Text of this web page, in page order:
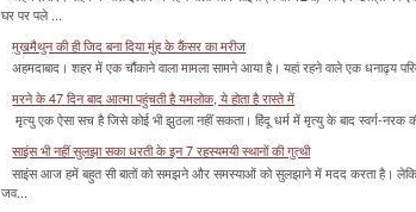
घर पर पले ...
मुखमैथुन की ही जिद बना दिया मुंह के कैंसर का मरीज
अहमदाबाद। शहर में एक चौंकाने वाला मामला सामने आया है। यहां रहने वाले एक धनाढ्य
मरने के 47 दिन बाद आत्मा पहुंचती है यमलोक, ये होता है रास्ते में
मृत्यु एक ऐसा सच है जिसे कोई भी झुठला नहीं सकता। हिंदू धर्म में मृत्यु के बाद स्वर्ग-नरक
साइंस भी नहीं सुलझा सका धरती के इन 7 रहस्यमयी स्थानों की गुत्थी
साइंस आज हमें बहुत सी बातों को समझने और समस्याओं को सुलझाने में मदद करता है।
जव...